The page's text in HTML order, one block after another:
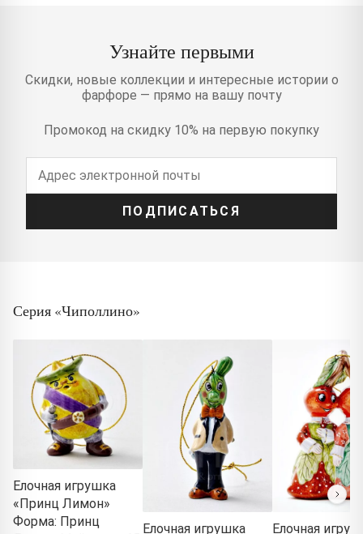
Узнайте первыми
Скидки, новые коллекции и интересные истории о
фарфоре — прямо на вашу почту
Промокод на скидку 10% на первую покупку
ПОДПИСАТЬСЯ
Серия «Чиполлино»
Елочная игрушка
«Принц Лимон»
Форма: Принц
Елочная игрушка
Елочная